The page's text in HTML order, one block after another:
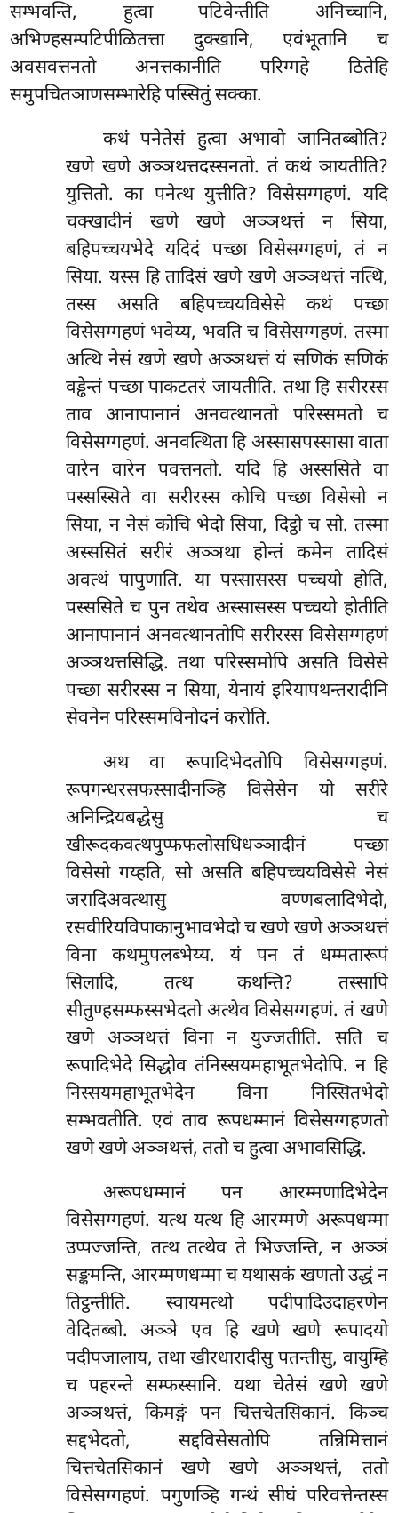
सम्भवन्ति, हुत्वा पटिवेन्तीति अनिच्चानि,
अभिण्हसम्पटिपीळितत्ता दुक्खानि, एवंभूतानि च
अवसवत्तनतो अनत्तकानीति परिग्गहे ठितेहि
समुपचितञाणसम्भारेहि पस्सितुं सक्का.
कथं पनेतेसं हुत्वा अभावो जानितब्बोति?
खणे खणे अञ्ञथत्तदस्सनतो. तं कथं ञायतीति?
युत्तितो. का पनेत्थ युत्तीति? विसेसग्गहणं. यदि
चक्खादीनं खणे खणे अञ्ञथत्तं न सिया,
बहिपच्चयभेदे यदिदं पच्छा विसेसग्गहणं, तं न
सिया. यस्स हि तादिसं खणे खणे अञ्ञथत्तं नत्थि,
तस्स असति बहिपच्चयविसेसे कथं पच्छा
विसेसग्गहणं भवेय्य, भवति च विसेसग्गहणं. तस्मा
अत्थि नेसं खणे खणे अञ्ञथत्तं यं सणिकं सणिकं
वड्ढेन्तं पच्छा पाकटतरं जायतीति. तथा हि सरीरस्स
ताव आनापानानं अनवत्थानतो परिस्समतो च
विसेसग्गहणं. अनवत्थिता हि अस्सासपस्सासा वाता
वारेन वारेन पवत्तनतो. यदि हि अस्ससिते वा
पस्सस्सिते वा सरीरस्स कोचि पच्छा विसेसो न
सिया, न नेसंकोचि भेदो सिया, दिट्ठो च सो. तस्मा
अस्ससितं सरीरं अञ्ञथा होन्तं कमेन तादिसं
अवत्थं पापुणाति. या पस्सासस्स पच्चयो होति,
पस्ससिते च पुन तथेव अस्सासस्स पच्चयो होतीति
आनापानानं अनवत्थानतोपि सरीरस्स विसेसग्गहणं
अञ्ञथत्तसिद्धि. तथा परिस्समोपि असति विसेसे
पच्छा सरीरस्स न सिया, येनायं इरियापथन्तरादीनि
सेवनेन परिस्समविनोदनं करोति.
अथ वा रूपादिभेदतोपि विसेसग्गहणं.
रूपगन्धरसफस्सादीनञ्हि विसेसेन यो सरीरे
अनिन्द्रियबद्धेसु च
खीरूदकवत्थपुप्फफलोसधिधञ्ञादीनं पच्छा
विसेसो गय्हति, सो असति बहिपच्चयविसेसे नेसं
जरादिअवत्थासु वण्णबलादिभेदो,
रसवीरियविपाकानुभावभेदो च खणे खणे अञ्ञथत्तं
विना कथमुपलब्भेय्य. यं पन तं धम्मतारूपं
सिलादि, तत्थ कथन्ति? तस्सापि
सीतुण्हसम्फस्सभेदतो अत्थेव विसेसग्गहणं. तं खणे
खणे अञ्ञथत्तं विना न युज्जतीति. सति च
रूपादिभेदे सिद्धोव तंनिस्सयमहाभूतभेदोपि. न हि
निस्सयमहाभूतभेदेन विना निस्सितभेदो
सम्भवतीति. एवं ताव रूपधम्मानं विसेसग्गहणतो
खणे खणे अञ्ञथत्तं, ततो च हुत्वा अभावसिद्धि.
अरूपधम्मानं पन आरम्मणादिभेदेन
विसेसग्गहणं. यत्थ यत्थ हि आरम्मणे अरूपधम्मा
उप्पज्जन्ति, तत्थ तत्थेव ते भिज्जन्ति, न अञ्ञं
सङ्कमन्ति, आरम्मणधम्मा च यथासकं खणतो उद्धं न
तिट्ठन्तीति. स्वायमत्थो पदीपादिउदाहरणेन
वेदितब्बो. अञ्ञे एव हि खणे खणे रूपादयो
पदीपजालाय, तथा खीरधारादीसु पतन्तीसु, वायुम्हि
च पहरन्ते सम्फस्सानि. यथा चेतेसं खणे खणे
अञ्ञथत्तं, किमङ्गं पन चित्तचेतसिकानं. किञ्च
सद्दभेदतो, सद्दविसेसतोपि तन्निमित्तानं
चित्तचेतसिकानं खणे खणे अञ्ञथत्तं, ततो
विसेसग्गहणं. पगुणञ्हि गन्थं सीघं परिवत्तेन्तस्स